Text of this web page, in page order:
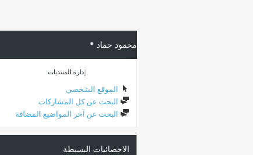
محمود حماد
إدارة المنتديات
الموقع الشخصي
البحث عن كل المشاركات
البحث عن آخر المواضيع المضافة
الاحصائيات البسيطة